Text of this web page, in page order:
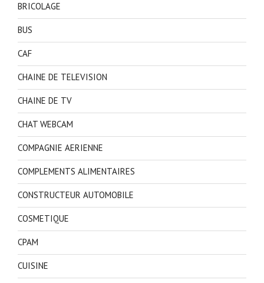
BRICOLAGE
BUS
CAF
CHAINE DE TELEVISION
CHAINE DE TV
CHAT WEBCAM
COMPAGNIE AERIENNE
COMPLEMENTS ALIMENTAIRES
CONSTRUCTEUR AUTOMOBILE
COSMETIQUE
CPAM
CUISINE